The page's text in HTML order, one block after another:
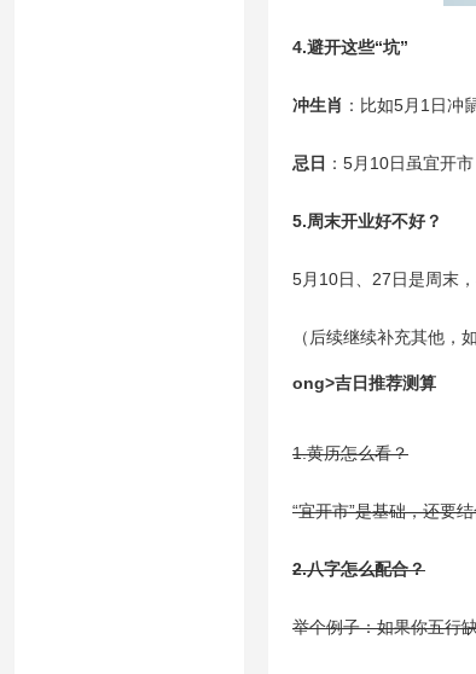
4.避开这些“坑”
冲生肖 ：比如5月1日冲
忌日 ：5月10日虽宜开
5.周末开业好不好？
5月10日、27日是周末
（后续继续补充其他，
ong>吉日推荐测算
1.黄历怎么看？
“宜开市”是基础，还要
2.八字怎么配合？
举个例子：如果你五行